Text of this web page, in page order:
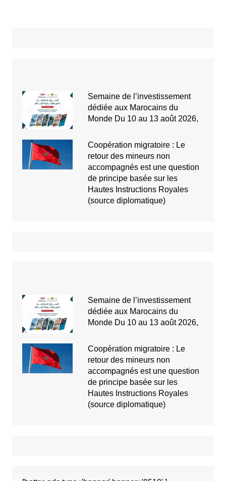
Semaine de l’investissement
dédiée aux Marocains du
Monde Du 10 au 13 août 2026,
Coopération migratoire : Le
retour des mineurs non
accompagnés est une question
de principe basée sur les
Hautes Instructions Royales
(source diplomatique)
Semaine de l’investissement
dédiée aux Marocains du
Monde Du 10 au 13 août 2026,
Coopération migratoire : Le
retour des mineurs non
accompagnés est une question
de principe basée sur les
Hautes Instructions Royales
(source diplomatique)